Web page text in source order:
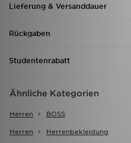
Lieferung & Versanddauer
Rückgaben
Studentenrabatt
Ähnliche Kategorien
Herren BOSS
Herren Herrenbekleidung